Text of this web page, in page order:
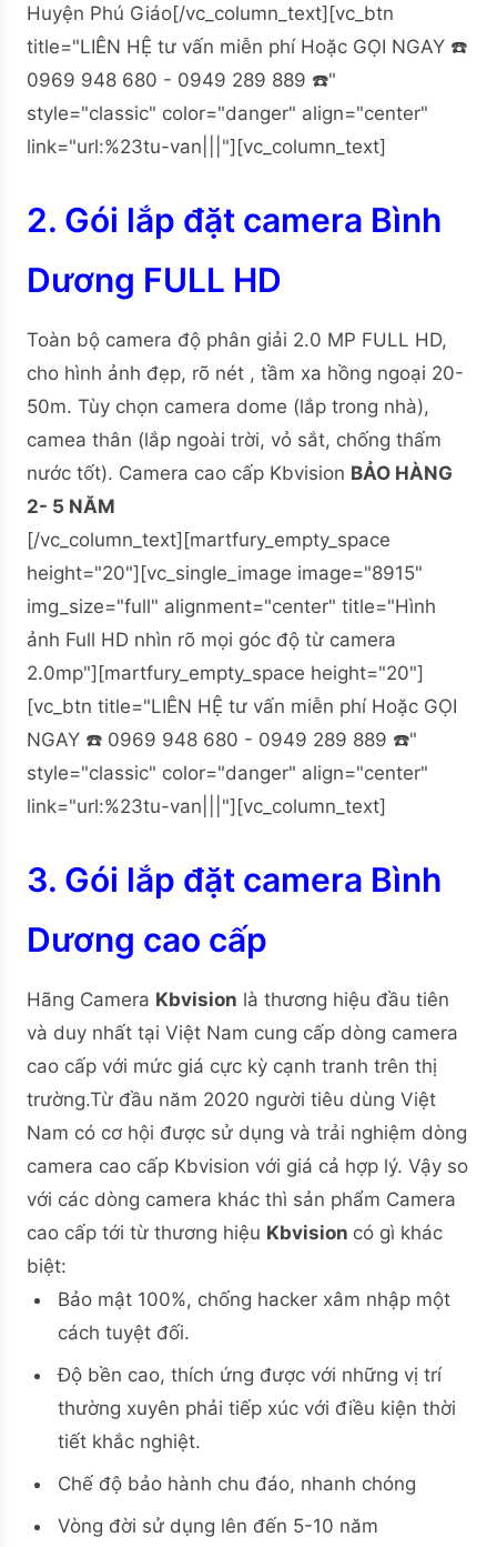
Huyện Phú Giáo[/vc_column_text][vc_btn
title="LIÊN HỆ tư vấn miễn phí Hoặc GỌI NGAY ☎️
0969 948 680 - 0949 289 889 ☎️"
style="classic" color="danger" align="center"
link="url:%23tu-van|||"][vc_column_text]
2. Gói lắp đặt camera Bình
Dương FULL HD
Toàn bộ camera độ phân giải 2.0 MP FULL HD,
cho hình ảnh đẹp, rõ nét , tầm xa hồng ngoại 20-
50m. Tùy chọn camera dome (lắp trong nhà),
camea thân (lắp ngoài trời, vỏ sắt, chống thấm
nước tốt). Camera cao cấp Kbvision BẢO HÀNG
2- 5 NĂM
[/vc_column_text][martfury_empty_space
height="20"][vc_single_image image="8915"
img_size="full" alignment="center" title="Hình
ảnh Full HD nhìn rõ mọi góc độ từ camera
2.0mp"][martfury_empty_space height="20"]
[vc_btn title="LIÊN HỆ tư vấn miễn phí Hoặc GỌI
NGAY ☎️ 0969 948 680 - 0949 289 889 ☎️"
style="classic" color="danger" align="center"
link="url:%23tu-van|||"][vc_column_text]
3. Gói lắp đặt camera Bình
Dương cao cấp
Hãng Camera Kbvision là thương hiệu đầu tiên
và duy nhất tại Việt Nam cung cấp dòng camera
cao cấp với mức giá cực kỳ cạnh tranh trên thị
trường.Từ đầu năm 2020 người tiêu dùng Việt
Nam có cơ hội được sử dụng và trải nghiệm dòng
camera cao cấp Kbvision với giá cả hợp lý. Vậy so
với các dòng camera khác thì sản phẩm Camera
cao cấp tới từ thương hiệu Kbvision có gì khác
biệt:
Bảo mật 100%, chống hacker xâm nhập một
cách tuyệt đối.
Độ bền cao, thích ứng được với những vị trí
thường xuyên phải tiếp xúc với điều kiện thời
tiết khắc nghiệt.
Chế độ bảo hành chu đáo, nhanh chóng
Vòng đời sử dụng lên đến 5-10 năm